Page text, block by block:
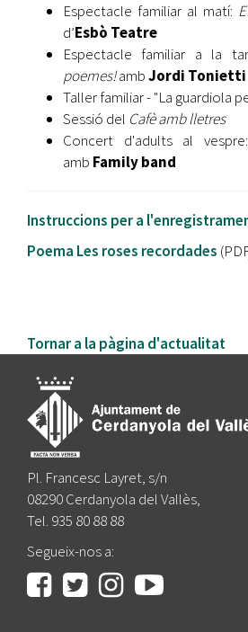
Espectacle familiar al matí:
d’Esbò Teatre
Espectacle familiar a la
poemes!ambJordi Tonietti
Taller familiar - "La guardiola
Sessió del Cafè amb lletres
Concert d'adults al vespre:
amb Family band
Instruccions per a
Poema Les roses recordades
Tornar a la pàgina d'actualitat
Pl. Francesc Layret, s/n
08290 Cerdanyola del Vallès,
Tel. 935 80 88 88
Segueix-nos a: